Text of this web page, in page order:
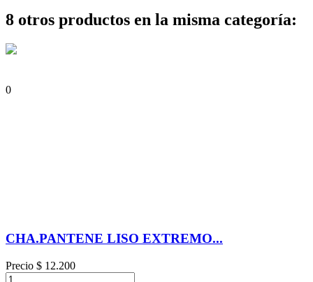
8 otros productos en la misma categoría:
0
CHA.PANTENE LISO EXTREMO...
Precio $ 12.200